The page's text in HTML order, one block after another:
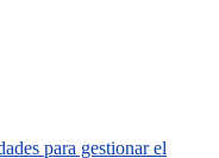
para gestionar el